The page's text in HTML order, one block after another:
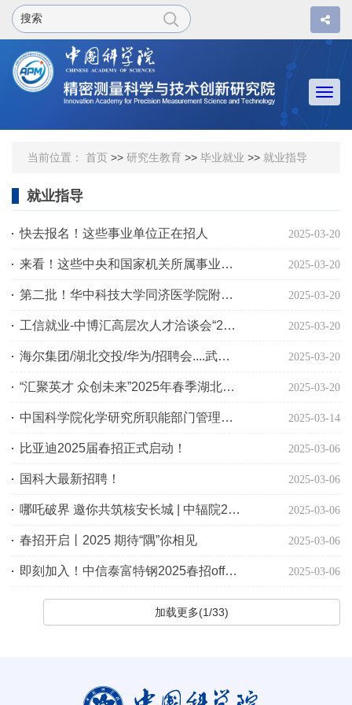
当前位置： 首页 >> 研究生教育 >> 毕业就业 >> 就业指导
就业指导
快去报名！这些事业单位正在招人 2025-03-20
来看！这些中央和国家机关所属事业单位招聘中 2025-03-20
第二批！华中科技大学同济医学院附属协和医院招聘启事 2025-03-20
工信就业-中博汇高层次人才洽谈会“2025年度春季”巡回招聘会-武汉博士专场 2025-03-20
海尔集团/湖北交投/华为/招聘会....武汉这些好单位招人！ 2025-03-20
“汇聚英才 众创未来”2025年春季湖北高校就业促进巡回招聘会－武汉理工大学专场 2025-03-20
中国科学院化学研究所职能部门管理岗位招聘启事 2025-03-14
比亚迪2025届春招正式启动！ 2025-03-06
国科大最新招聘！ 2025-03-06
哪吒破界 邀你共筑核安长城 | 中辐院2025年春季招聘正式启动 2025-03-06
春招开启丨2025 期待“隅”你相见 2025-03-06
即刻加入！中信泰富特钢2025春招offer等你来接 2025-03-06
加载更多(1/33)